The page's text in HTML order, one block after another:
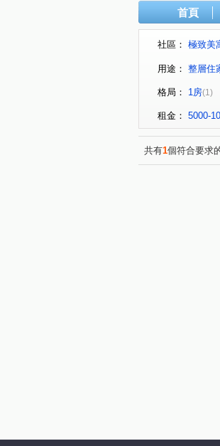
首頁
社區： 極致美
用途： 整層住
格局： 1房(1)
租金： 5000-
共有1個符合要求